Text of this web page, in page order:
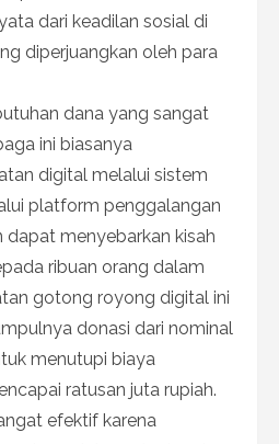
dari keadilan sosial di
diperjuangkan oleh para
dana yang sangat
ini biasanya
digital melalui sistem
platform penggalangan
dapat menyebarkan kisah
ribuan orang dalam
gotong royong digital ini
donasi dari nominal
menutupi biaya
ratusan juta rupiah.
efektif karena